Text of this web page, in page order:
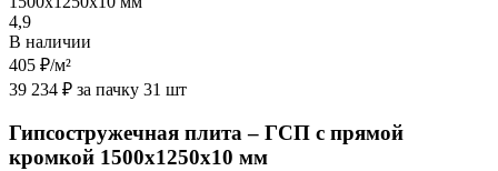
4,9
В наличии
405 ₽/м²
39 234 ₽ за пачку 31 шт
Гипсостружечная плита – ГСП с прямой
кромкой 1500х1250х10 мм